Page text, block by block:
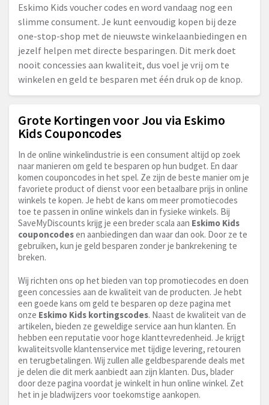
Eskimo Kids voucher codes en word vandaag nog een
slimme consument. Je kunt eenvoudig kopen bij deze
one-stop-shop met de nieuwste winkelaanbiedingen en
jezelf helpen met directe besparingen. Dit merk doet
nooit concessies aan kwaliteit, dus voel je vrij om te
winkelen en geld te besparen met één druk op de knop.
Grote Kortingen voor Jou via Eskimo
Kids Couponcodes
In de online winkelindustrie is een consument altijd op zoek
naar manieren om geld te besparen op hun budget. En daar
komen couponcodes in het spel. Ze zijn de beste manier om je
favoriete product of dienst voor een betaalbare prijs in online
winkels te kopen. Je hebt de kans om meer promotiecodes
toe te passen in online winkels dan in fysieke winkels. Bij
SaveMyDiscounts krijg je een breder scala aan Eskimo Kids
couponcodesen aanbiedingen dan waar dan ook. Door ze te
gebruiken, kun je geld besparen zonder je bankrekening te
breken.
Wij richten ons op het bieden van top promotiecodes en doen
geen concessies aan de kwaliteit van de producten. Je hebt
een goede kans om geld te besparen op deze pagina met
onze Eskimo Kids kortingscodes. Naast de kwaliteit van de
artikelen, bieden ze geweldige service aan hun klanten. En
hebben een reputatie voor hoge klanttevredenheid. Je krijgt
kwaliteitsvolle klantenservice met tijdige levering, retouren
en terugbetalingen. Wij zullen alle geldbesparende deals met
je delen die dit merk aanbiedt aan zijn klanten. Dus, blader
door deze pagina voordat je winkelt in hun online winkel. Zet
het in je bladwijzers voor toekomstige aankopen.